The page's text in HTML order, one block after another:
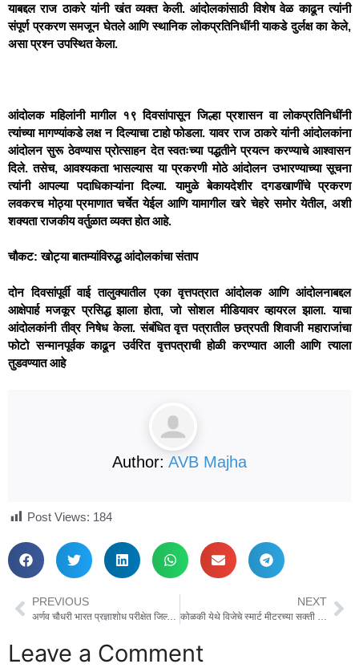
याबद्दल राज ठाकरे यांनी खंत व्यक्त केली. आंदोलकांसाठी विशेष वेळ काढून त्यांनी
संपूर्ण प्रकरण समजून घेतले आणि स्थानिक लोकप्रतिनिधींनी याकडे दुर्लक्ष का केले,
असा प्रश्न उपस्थित केला.
आंदोलक महिलांनी मागील १९ दिवसांपासून जिल्हा प्रशासन वा लोकप्रतिनिधींनी
त्यांच्या मागण्यांकडे लक्ष न दिल्याचा टाहो फोडला. यावर राज ठाकरे यांनी आंदोलकांना
आंदोलन सुरू ठेवण्यास प्रोत्साहन देत स्वतःच्या पद्धतीने प्रयत्न करण्याचे आश्वासन
दिले. तसेच, आवश्यकता भासल्यास या प्रकरणी मोठे आंदोलन उभारण्याच्या सूचना
त्यांनी आपल्या पदाधिकाऱ्यांना दिल्या. यामुळे बेकायदेशीर दगडखाणींचे प्रकरण
लवकरच मोठ्या प्रमाणात चर्चेत येईल आणि यामागील खरे चेहरे समोर येतील, अशी
शक्यता राजकीय वर्तुळात व्यक्त होत आहे.
चौकट: खोट्या बातम्यांविरुद्ध आंदोलकांचा संताप
दोन दिवसांपूर्वी वाई तालुक्यातील एका वृत्तपत्रात आंदोलक आणि आंदोलनाबद्दल
आक्षेपार्ह मजकूर प्रसिद्ध झाला होता, जो सोशल मीडियावर व्हायरल झाला. याचा
आंदोलकांनी तीव्र निषेध केला. संबंधित वृत्त पत्रातील छत्रपती शिवाजी महाराजांचा
फोटो सन्मानपूर्वक काढून उर्वरित वृत्तपत्राची होळी करण्यात आली आणि त्याला
तुडवण्यात आहे
Author: AVB Majha
Post Views: 184
PREVIOUS
अर्णव चौधरी भारत प्रज्ञाशोध परीक्षेत जिल्ह्यातून प्रथम
NEXT
Leave a Comment